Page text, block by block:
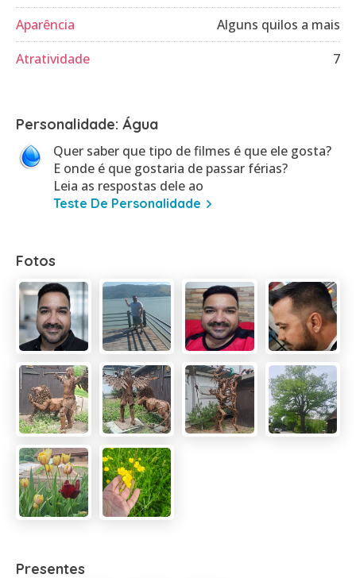
Aparência
Alguns quilos a mais
Atratividade
7
Personalidade: Água
Quer saber que tipo de filmes é que ele gosta?
E onde é que gostaria de passar férias?
Leia as respostas dele ao
Teste De Personalidade
Fotos
Presentes